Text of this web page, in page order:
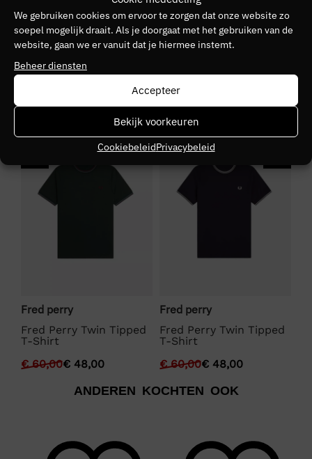
We gebruiken cookies om ervoor te zorgen dat onze website zo
soepel mogelijk draait. Als je doorgaat met het gebruiken van de
website, gaan we er vanuit dat je hiermee instemt.
Beheer diensten
Accepteer
Bekijk voorkeuren
CookiebeleidPrivacybeleid
FRED PERRY
Kleurnummer
30
97a
Fred perry
Fred Perry Twin Tipped
T-Shirt
€60,00€ 48,00
SALE
Fred perry
Fred Perry Twin Tipped
T-Shirt
€60,00€ 48,00
ANDEREN KOCHTEN OOK